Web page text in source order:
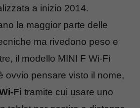
a inizio 2014.
la maggior parte delle
ma rivedono peso e
il modello MINI F Wi-Fi
ovvio pensare visto il nome,
Fi tramite cui usare uno